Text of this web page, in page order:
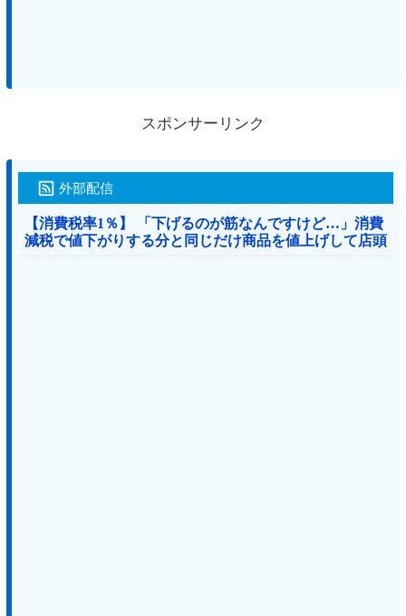
スポンサーリンク
外部配信
【消費税率1％】 「下げるのが筋なんですけど…」消費
減税で値下がりする分と同じだけ商品を値上げして店頭
価格を変えない店も